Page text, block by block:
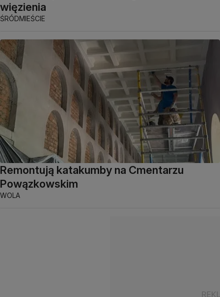
więzienia
ŚRÓDMIEŚCIE
Remontują katakumby na Cmentarzu
Powązkowskim
WOLA